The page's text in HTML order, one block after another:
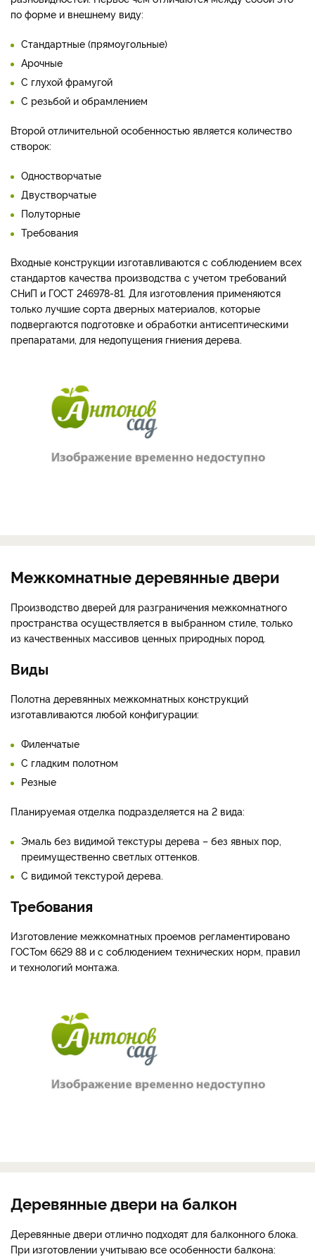
по форме и внешнему виду:
Стандартные (прямоугольные)
Арочные
С глухой фрамугой
С резьбой и обрамлением
Второй отличительной особенностью является количество
створок:
Одностворчатые
Двустворчатые
Полуторные
Требования
Входные конструкции изготавливаются с соблюдением всех
стандартов качества производства с учетом требований
СНиП и ГОСТ 246978-81. Для изготовления применяются
только лучшие сорта дверных материалов, которые
подвергаются подготовке и обработки антисептическими
препаратами, для недопущения гниения дерева.
Межкомнатные деревянные двери
Производство дверей для разграничения межкомнатного
пространства осуществляется в выбранном стиле, только
из качественных массивов ценных природных пород.
Виды
Полотна деревянных межкомнатных конструкций
изготавливаются любой конфигурации:
Филенчатые
С гладким полотном
Резные
Планируемая отделка подразделяется на 2 вида:
Эмаль без видимой текстуры дерева – без явных пор,
преимущественно светлых оттенков.
С видимой текстурой дерева.
Требования
Изготовление межкомнатных проемов регламентировано
ГОСТом 6629 88 и с соблюдением технических норм, правил
и технологий монтажа.
Деревянные двери на балкон
Деревянные двери отлично подходят для балконного блока.
При изготовлении учитываю все особенности балкона: